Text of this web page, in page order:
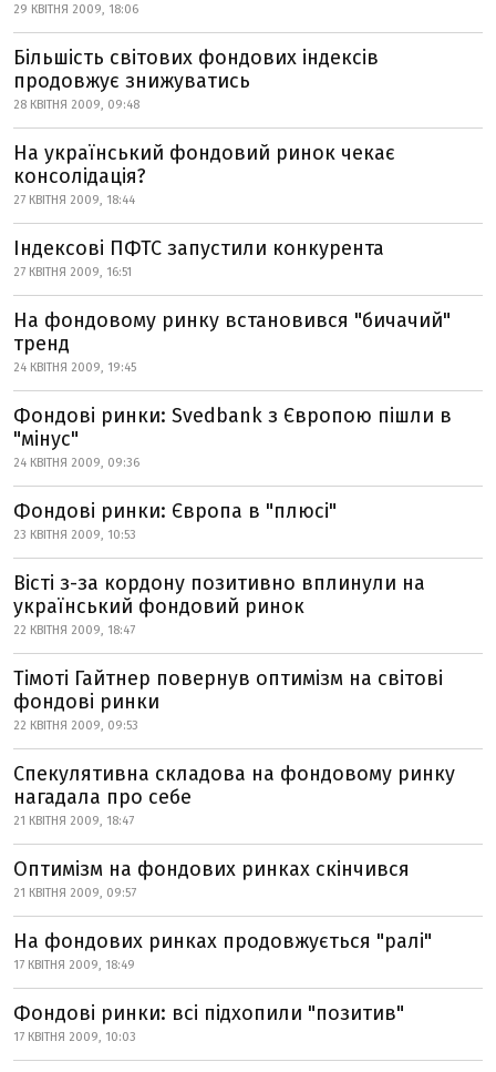
29 КВІТНЯ 2009, 18:06
Більшість світових фондових індексів
продовжує знижуватись
28 КВІТНЯ 2009, 09:48
На український фондовий ринок чекає
консолідація?
27 КВІТНЯ 2009, 18:44
Індексові ПФТС запустили конкурента
27 КВІТНЯ 2009, 16:51
На фондовому ринку встановився "бичачий"
тренд
24 КВІТНЯ 2009, 19:45
Фондові ринки: Svedbank з Європою пішли в
"мінус"
24 КВІТНЯ 2009, 09:36
Фондові ринки: Європа в "плюсі"
23 КВІТНЯ 2009, 10:53
Вісті з-за кордону позитивно вплинули на
український фондовий ринок
22 КВІТНЯ 2009, 18:47
Тімоті Гайтнер повернув оптимізм на світові
фондові ринки
22 КВІТНЯ 2009, 09:53
Спекулятивна складова на фондовому ринку
нагадала про себе
21 КВІТНЯ 2009, 18:47
Оптимізм на фондових ринках скінчився
21 КВІТНЯ 2009, 09:57
На фондових ринках продовжується "ралі"
17 КВІТНЯ 2009, 18:49
Фондові ринки: всі підхопили "позитив"
17 КВІТНЯ 2009, 10:03